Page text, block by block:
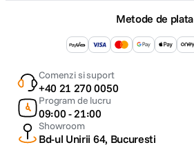
Metode de plata
Comenzi si suport
+40 21 270 0050
Program de lucru
09:00 - 21:00
Showroom
Bd-ul Unirii 64, Bucuresti